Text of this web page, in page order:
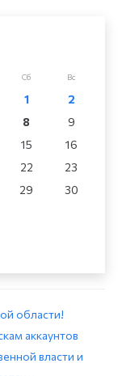
Сб Вс
1
2
8
9
15
16
22
23
29
30
области!
аккаунтов
власти и